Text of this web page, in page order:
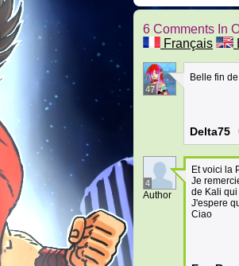
6 Comments In
Français
47
Belle fin
Delta75
4
Author
Et voici la
Je
de Kali
J'espere
Ciao